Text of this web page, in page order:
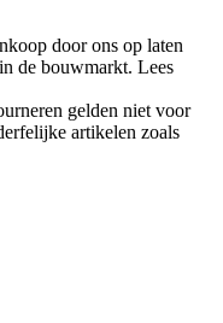
door ons op laten
de bouwmarkt. Lees
gelden niet voor
artikelen zoals